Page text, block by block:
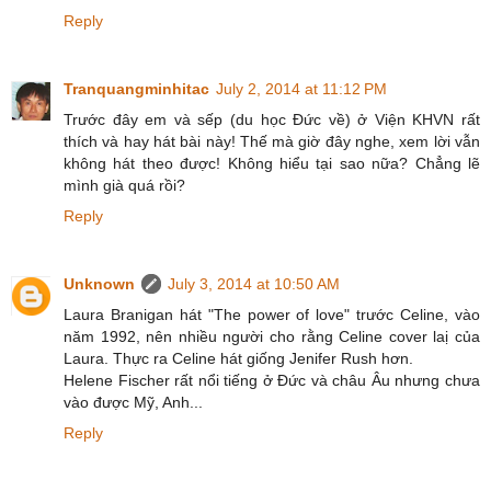
Reply
Tranquangminhitac July 2, 2014 at 11:12 PM
Trước đây em và sếp (du học Đức về) ở Viện KHVN rất
thích và hay hát bài này! Thế mà giờ đây nghe, xem lời vẫn
không hát theo được! Không hiểu tại sao nữa? Chẳng lẽ
mình già quá rồi?
Reply
Unknown
July 3, 2014 at 10:50 AM
Laura Branigan hát "The power of love" trước Celine, vào
năm 1992, nên nhiều người cho rằng Celine cover laị của
Laura. Thực ra Celine hát giống Jenifer Rush hơn.
Helene Fischer rất nổi tiếng ở Đức và châu Âu nhưng chưa
vào được Mỹ, Anh...
Reply